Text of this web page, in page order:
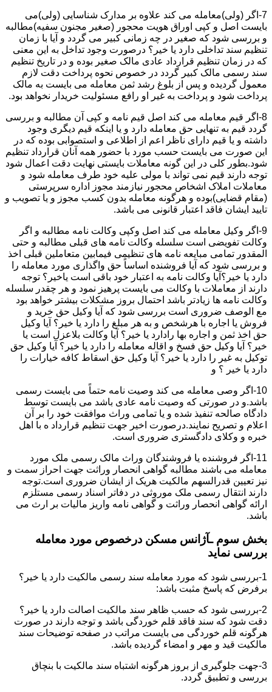
7-اگر (ولی)معامله می کند علاوه بر مدارک شناسایی (ولی)می
بایست اصل و کپی اوراق هویت محجور (صغیر مجنون سفیه)مطالبه
و بررسی شود که صغیر در چه زمانی کبیر می گردد و آیا با زمان
تنظیم سند تداخلی دارد یا خیر؟ درصورت وجود تداخل به این معنی
که در زمان تنظیم قرارداد عادی مالک صغیر بوده و در تاریخ تنظیم
سند رسمی مالک کبیر گردد در خصوص نحوه پرداخت دقت لازم
معمول گردیده و پس از بلوغ رشد ثمن معامله می بایست به مالک
پرداخت شود و پرداخت به غیر او رافع مسئولیت خریدار نخواهد بود.
8-اگر قیم معامله می کند اصل قیم نامه و کپی آن مطالبه و بررسی
گردد قیم به تنهایی حق معامله دارد و یا اینکه قیم دیگری وجود
داشته و یا قیم دارای ناظر اعم از اطلاعی و استصوابی بوده که در
این صورت می بایست حسب مورد با حضور همه آنان قرارداد تنظیم
شود.بطور کلی در این گونه معاملات بایستی نهایت دقت اعمال شود
توجه دارند قیم نمی تواند با مولی علیه خود طرف معامله شود و
معاملات املاک اشخاص محجور نیازمند مجوز اداره سرپرستی
(مقام قضایی)بوده و هرگونه معامله بدون کسب مجوز و یا تصویب و
تایید ایشان فاقد اعتبار قانونی می باشد.
9-اگر وکیل معامله می کند اصل وکپی وکالت نامه مطالبه و اگر
وکالت تفویضی است سلسله وکالت نامه های قبلی مطالبه و حتی
المقدور تمامی مبایعه نامه های تنظیمی فیمابین متعاملین قبلی اخذ
و بررسی شود که آیا فروشنده اساساً حق واگذاری مورد معامله را
دارد یا خیر؟آیا وکالت نامه به اعتبار خود باقی است یاخیر؟ توجه
دارند از معاملات با وکالت می بایست پرهیز نمود و هر چقدر سلسله
وکالت نامه ها زیادتر باشد احتمال بروز مشکلات بیشتر خواهد بود
مع الوصف ضروری است بررسی شود که آیا وکیل حق خرید و
فروش یا اجاره با هرشخص و به هر مبلغ را دارد یا خیر؟ آیا وکیل
حق اخذ ثمن و اجاره بها رادارد یا خیر؟ آیا وکالت بلاعزل است یا
خیر؟ آیا وکیل حق فسخ و اقاله معامله را دارد یا خیر؟ آیا وکیل حق
توکیل به غیر را دارد یا خیر؟ آیا وکیل حق اسقاط کافه خیارات را
دارد یا خیر ؟ و
10-اگر وصی معامله می کند وصیت نامه حتماً می بایست رسمی
باشد.و در صورتی که وصیت نامه عادی باشد می بایست توسط
دادگاه صالحه تنفیذ شده و یا تمامی وراث موافقت خود را بر آن
اعلام و تصریح نمایند.درصورت اخیر جهت تنظیم قرارداد ه با اهل
خبره و وکلای دادگستری ضروری است.
11-اگر فروشنده یا فروشندگان وراث مالک رسمی ملک مورد
معامله می باشند مطالبه گواهی انحصار وراثت جهت احراز سمت و
نیز تعیین قدرالسهم مالکیت هریک از ایشان ضروری است.توجه
دارند انتقال رسمی ملک موروثی در دفاتر اسناد رسمی مستلزم
ارائه گواهی انحصار وراثت و گواهی نامه واریز مالیات بر ارث می
باشد.
بخش سوم ـآژانس مسکن درخصوص مورد معامله
بررسی نماید
1-بررسی شود که مورد معامله سند رسمی مالکیت دارد یا خیر؟
برفرض که پاسخ مثبت باشد:
2-بررسی شود که حسب ظاهر سند مالکیت اصالت دارد یا خیر؟
دقت شود که سند فاقد قلم خوردگی باشد و توجه دارند در صورت
هرگونه قلم خوردگی می بایست مراتب در صفحه توضیحات سند
مالکیت قید و مهر و امضاء گردیده باشد.
3-جهت جلوگیری از بروز هرگونه اشتباه سند مالکیت با بنچاق
بررسی و تطبیق گردد.